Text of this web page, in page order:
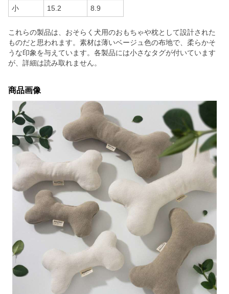
小 15.2 8.9
これらの製品は、おそらく犬用のおもちゃや枕として設計された
ものだと思われます。素材は薄いベージュ色の布地で、柔らかそ
うな印象を与えています。各製品には小さなタグが付いています
が、詳細は読み取れません。
商品画像